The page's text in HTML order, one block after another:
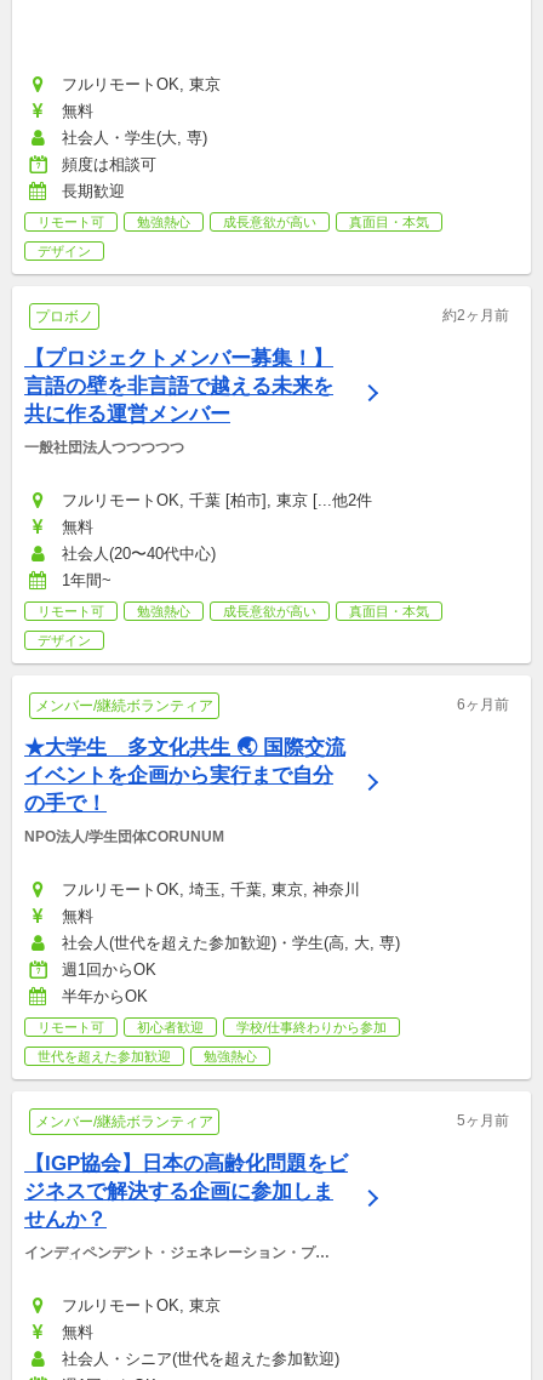
フルリモートOK, 東京
無料
社会人・学生(大, 専)
頻度は相談可
長期歓迎
リモート可 勉強熱心 成長意欲が高い
真面目・本気
デザイン
プロボノ 約2ヶ月前
【プロジェクトメンバー募集！】
言語の壁を非言語で越える未来を
共に作る運営メンバー
一般社団法人つつつつつ
フルリモートOK, 千葉 [柏市], 東京 [...他2件
無料
社会人(20〜40代中心)
1年間~
リモート可 勉強熱心 成長意欲が高い
真面目・本気
デザイン
メンバー/継続ボランティア 6ヶ月前
★大学生　多文化共生 🌏 国際交流
イベントを企画から実行まで自分
の手で！
NPO法人/学生団体CORUNUM
フルリモートOK, 埼玉, 千葉, 東京, 神奈川
無料
社会人(世代を超えた参加歓迎)・学生(高, 大, 専)
週1回からOK
半年からOK
リモート可 初心者歓迎
学校/仕事終わりから参加
世代を超えた参加歓迎
勉強熱心
メンバー/継続ボランティア 5ヶ月前
【IGP協会】日本の高齢化問題をビ
ジネスで解決する企画に参加しま
せんか？
インディペンデント・ジェネレーション・プラ
フルリモートOK, 東京
無料
社会人・シニア(世代を超えた参加歓迎)